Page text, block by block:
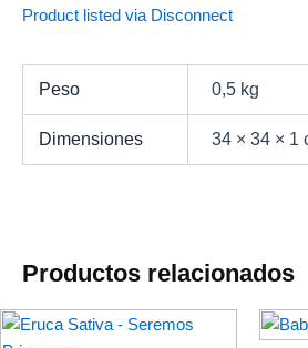
Product listed via Disconnect
Peso 0,5 kg
Dimensiones 34 × 34 × 1
Productos relacionados